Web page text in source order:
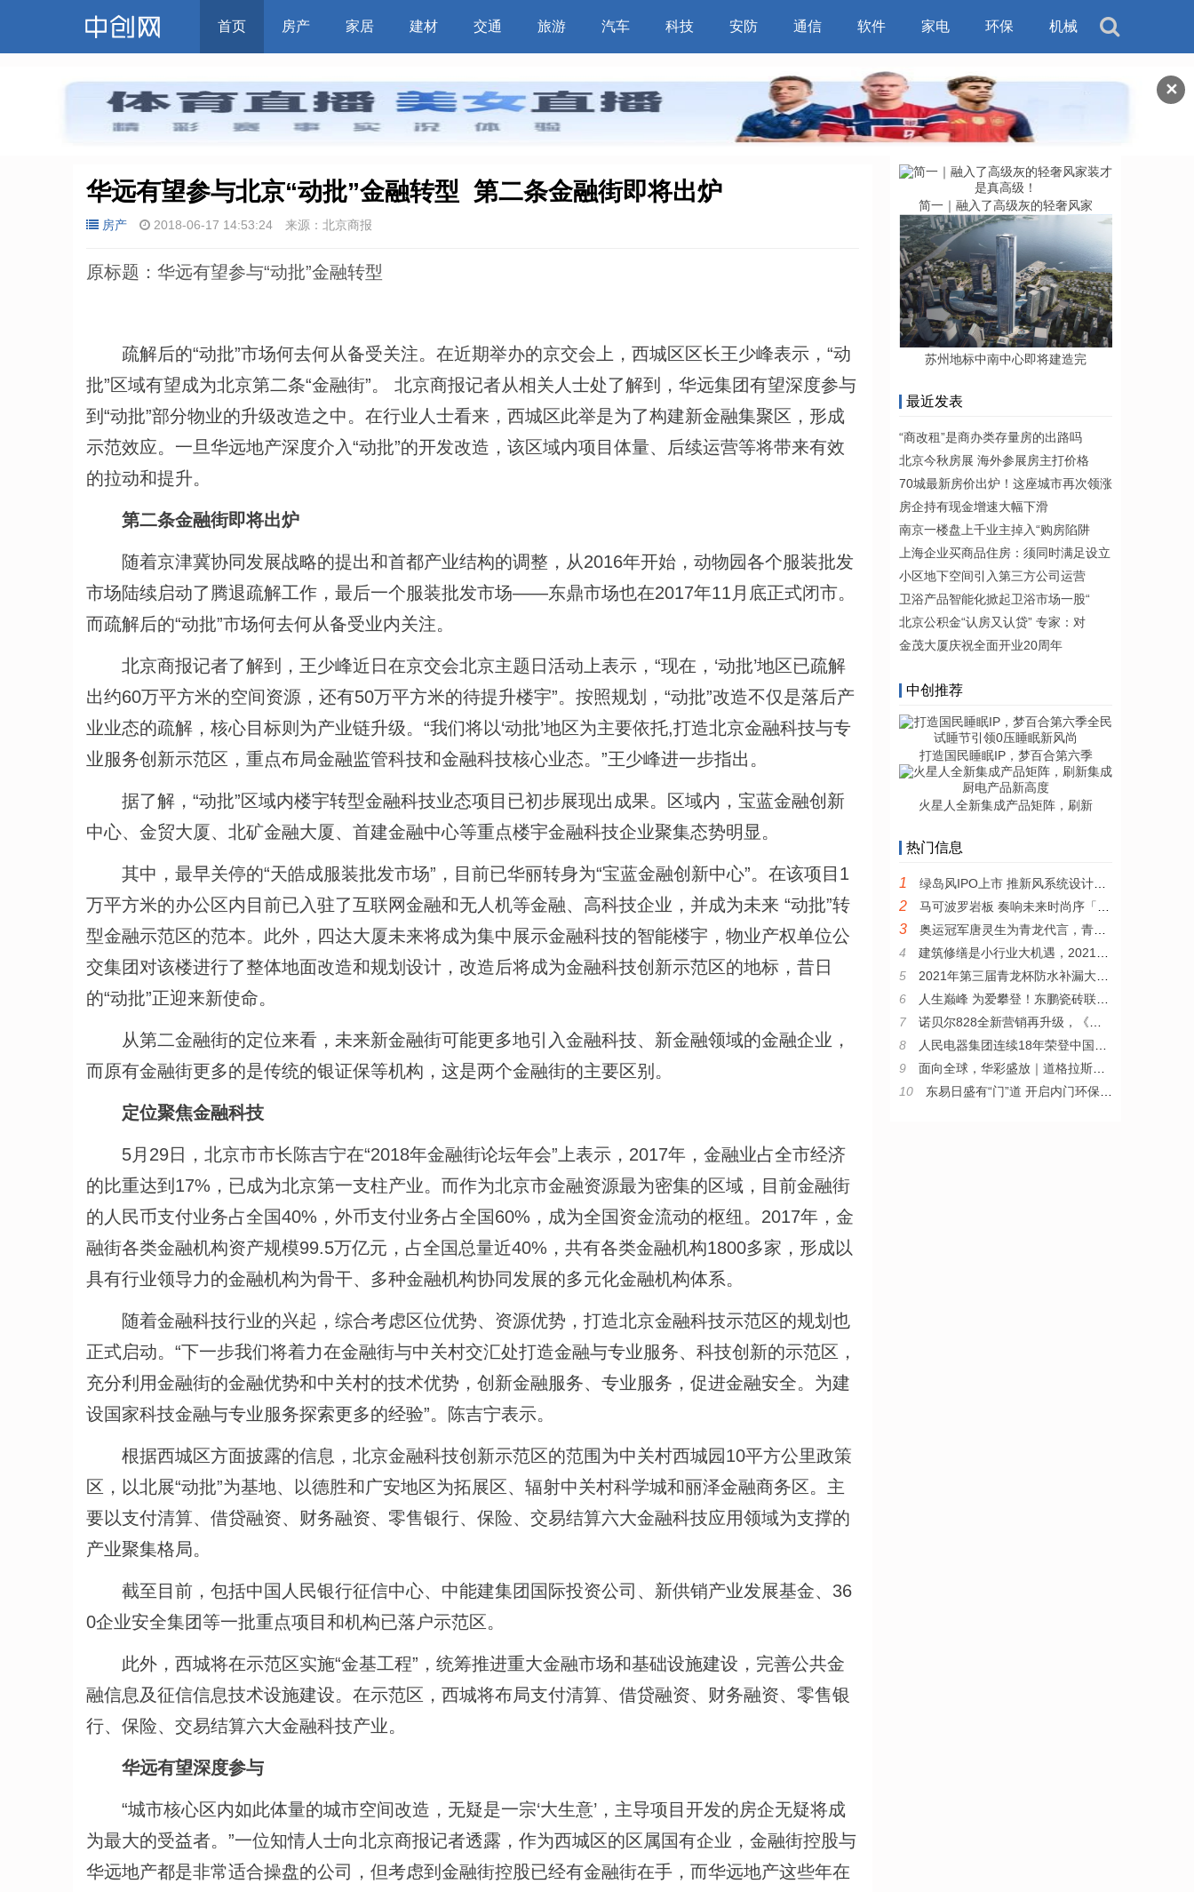
✕
首页 房产 家居 建材 交通 旅游 汽车 科技 安防 通信 软件 家电 环保 机械
华远有望参与北京“动批”金融转型  第二条金融街即将出炉
房产 2018-06-17 14:53:24 来源：北京商报
原标题：华远有望参与“动批”金融转型
疏解后的“动批”市场何去何从备受关注。在近期举办的京交会上，西城区区长王少峰表示，“动
批”区域有望成为北京第二条“金融街”。 北京商报记者从相关人士处了解到，华远集团有望深度参与
到“动批”部分物业的升级改造之中。在行业人士看来，西城区此举是为了构建新金融集聚区，形成
示范效应。一旦华远地产深度介入“动批”的开发改造，该区域内项目体量、后续运营等将带来有效
的拉动和提升。
第二条金融街即将出炉
随着京津冀协同发展战略的提出和首都产业结构的调整，从2016年开始，动物园各个服装批发
市场陆续启动了腾退疏解工作，最后一个服装批发市场――东鼎市场也在2017年11月底正式闭市。
而疏解后的“动批”市场何去何从备受业内关注。
北京商报记者了解到，王少峰近日在京交会北京主题日活动上表示，“现在，‘动批’地区已疏解
出约60万平方米的空间资源，还有50万平方米的待提升楼宇”。按照规划，“动批”改造不仅是落后产
业业态的疏解，核心目标则为产业链升级。“我们将以‘动批’地区为主要依托,打造北京金融科技与专
业服务创新示范区，重点布局金融监管科技和金融科技核心业态。”王少峰进一步指出。
据了解，“动批”区域内楼宇转型金融科技业态项目已初步展现出成果。区域内，宝蓝金融创新
中心、金贸大厦、北矿金融大厦、首建金融中心等重点楼宇金融科技企业聚集态势明显。
其中，最早关停的“天皓成服装批发市场”，目前已华丽转身为“宝蓝金融创新中心”。在该项目1
万平方米的办公区内目前已入驻了互联网金融和无人机等金融、高科技企业，并成为未来 “动批”转
型金融示范区的范本。此外，四达大厦未来将成为集中展示金融科技的智能楼宇，物业产权单位公
交集团对该楼进行了整体地面改造和规划设计，改造后将成为金融科技创新示范区的地标，昔日
的“动批”正迎来新使命。
从第二金融街的定位来看，未来新金融街可能更多地引入金融科技、新金融领域的金融企业，
而原有金融街更多的是传统的银证保等机构，这是两个金融街的主要区别。
定位聚焦金融科技
5月29日，北京市市长陈吉宁在“2018年金融街论坛年会”上表示，2017年，金融业占全市经济
的比重达到17%，已成为北京第一支柱产业。而作为北京市金融资源最为密集的区域，目前金融街
的人民币支付业务占全国40%，外币支付业务占全国60%，成为全国资金流动的枢纽。2017年，金
融街各类金融机构资产规模99.5万亿元，占全国总量近40%，共有各类金融机构1800多家，形成以
具有行业领导力的金融机构为骨干、多种金融机构协同发展的多元化金融机构体系。
随着金融科技行业的兴起，综合考虑区位优势、资源优势，打造北京金融科技示范区的规划也
正式启动。“下一步我们将着力在金融街与中关村交汇处打造金融与专业服务、科技创新的示范区，
充分利用金融街的金融优势和中关村的技术优势，创新金融服务、专业服务，促进金融安全。为建
设国家科技金融与专业服务探索更多的经验”。陈吉宁表示。
根据西城区方面披露的信息，北京金融科技创新示范区的范围为中关村西城园10平方公里政策
区，以北展“动批”为基地、以德胜和广安地区为拓展区、辐射中关村科学城和丽泽金融商务区。主
要以支付清算、借贷融资、财务融资、零售银行、保险、交易结算六大金融科技应用领域为支撑的
产业聚集格局。
截至目前，包括中国人民银行征信中心、中能建集团国际投资公司、新供销产业发展基金、36
0企业安全集团等一批重点项目和机构已落户示范区。
此外，西城将在示范区实施“金基工程”，统筹推进重大金融市场和基础设施建设，完善公共金
融信息及征信信息技术设施建设。在示范区，西城将布局支付清算、借贷融资、财务融资、零售银
行、保险、交易结算六大金融科技产业。
华远有望深度参与
“城市核心区内如此体量的城市空间改造，无疑是一宗‘大生意’，主导项目开发的房企无疑将成
为最大的受益者。”一位知情人士向北京商报记者透露，作为西城区的区属国有企业，金融街控股与
华远地产都是非常适合操盘的公司，但考虑到金融街控股已经有金融街在手，而华远地产这些年在
简一｜融入了高级灰的轻奢风家
苏州地标中南中心即将建造完
最近发表
“商改租”是商办类存量房的出路吗
北京今秋房展 海外参展房主打价格
70城最新房价出炉！这座城市再次领涨
房企持有现金增速大幅下滑
南京一楼盘上千业主掉入“购房陷阱
上海企业买商品住房：须同时满足设立
小区地下空间引入第三方公司运营
卫浴产品智能化掀起卫浴市场一股“
北京公积金“认房又认贷” 专家：对
金茂大厦庆祝全面开业20周年
中创推荐
打造国民睡眠IP，梦百合第六季
火星人全新集成产品矩阵，刷新
热门信息
1 绿岛风IPO上市 推新风系统设计云服务模式
2 马可波罗岩板 奏响未来时尚序「曲」
3
奥运冠军唐灵生为青龙代言，青龙品牌形象大使签约仪式圆满成功！
4
建筑修缮是小行业大机遇，2021年青龙节防水补漏大赛上专家如是说
5
2021年第三届青龙杯防水补漏大赛成功举行
6
人生巅峰 为爱攀登！东鹏瓷砖联袂《攀登者》致敬家国情怀
7
诺贝尔828全新营销再升级，《小欢喜》同款客厅闪现北京
8
人民电器集团连续18年荣登中国民营企业500强榜单
9
面向全球，华彩盛放｜道格拉斯全新国际运营中心及展厅开业
10
东易日盛有“门”道 开启内门环保新趋势